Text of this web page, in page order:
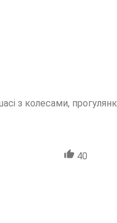
з колесами,
40